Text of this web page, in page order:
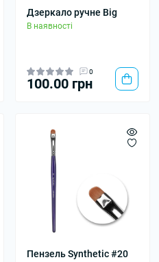
Дзеркало ручне Big
В наявності
0
100.00 грн
Пензель Synthetic #20